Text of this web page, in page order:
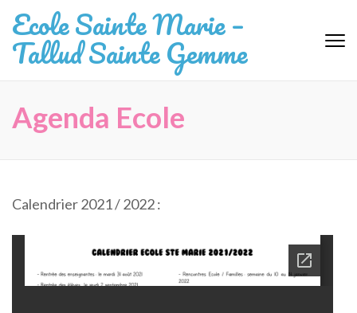
au
contenu
(Pressez
Ecole Sainte Marie –
Tallud Sainte Gemme
Agenda Ecole
Calendrier 2021 / 2022 :